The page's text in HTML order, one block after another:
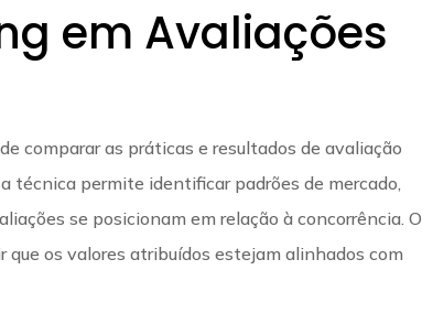
em Avaliações
comparar as práticas e resultados de avaliação
técnica permite identificar padrões de mercado,
se posicionam em relação à concorrência. O
os valores atribuídos estejam alinhados com